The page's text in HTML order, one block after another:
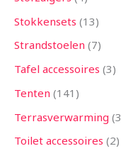
Stokkensets 13
Strandstoelen 7
Tafel accessoires 3
Tenten 141
Terrasverwarming 3
Toilet accessoires 2